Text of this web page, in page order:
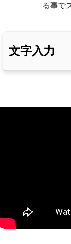
る事で
文字入力